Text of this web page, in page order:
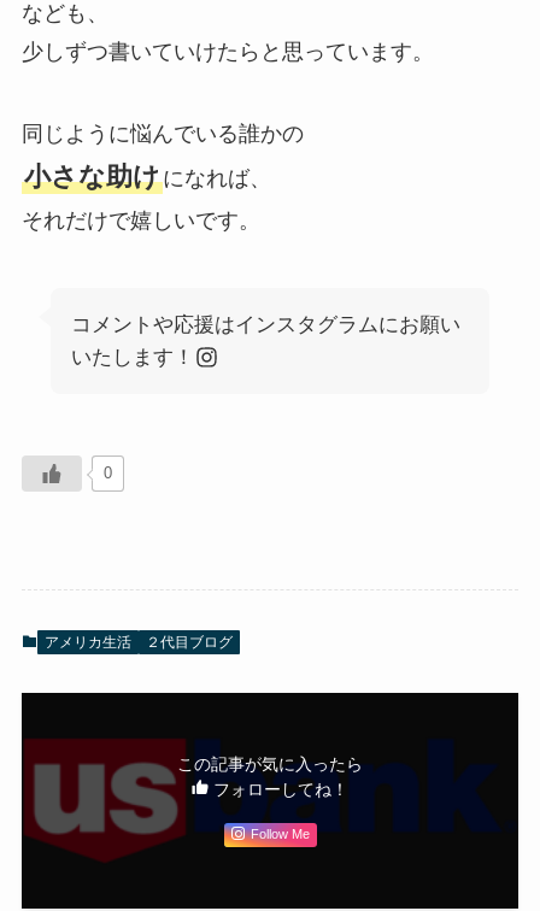
なども、
少しずつ書いていけたらと思っています。
同じように悩んでいる誰かの
小さな助けになれば、
それだけで嬉しいです。
コメントや応援はインスタグラムにお願い
いたします！
0
アメリカ生活 ２代目ブログ
この記事が気に入ったら
フォローしてね！
Follow Me